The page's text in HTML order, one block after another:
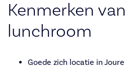
Kenmerken
lunchroom
Goede zich locatie in Joure